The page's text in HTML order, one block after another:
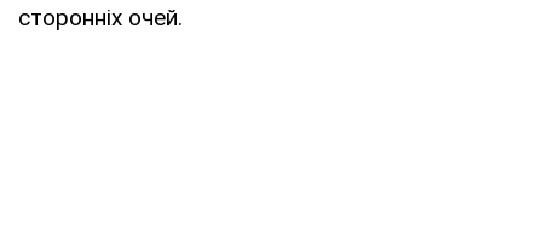
сторонніх очей.